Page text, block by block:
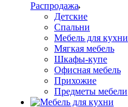
Распродажа
Детские
Спальни
Мебель для кухни
Мягкая мебель
Шкафы-купе
Офисная мебель
Прихожие
Предметы мебели